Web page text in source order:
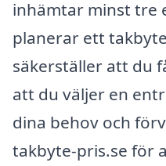
inhämtar minst tre
planerar ett
säkerställer att du
att du väljer en
dina behov och
takbyte-pris.se för